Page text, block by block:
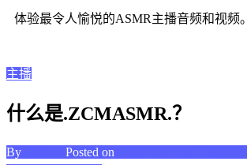
体验最令人愉悦的ASMR主播音频和视频。
主播
什么是.ZCMASMR.？
By Posted on